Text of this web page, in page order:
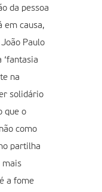
da pessoa
em causa,
Paulo
‘fantasia
na
solidário
que o
como
partilha
mais
a fome